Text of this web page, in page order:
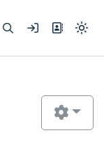
Light
dark)